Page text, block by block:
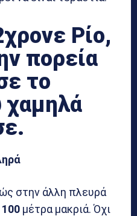
Ρίο,
πορεία
το
χαμηλά
στην άλλη πλευρά
100 μέτρα μακριά. Όχι